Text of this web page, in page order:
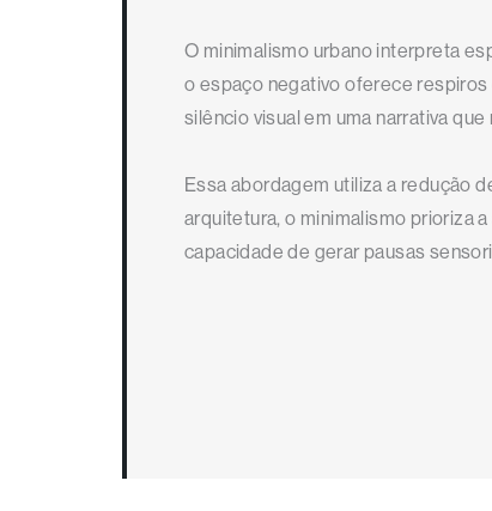
O minimalismo urbano interpreta
o espaço negativo oferece
silêncio visual em uma narrativa
Essa abordagem utiliza a redução
arquitetura, o minimalismo prioriza
capacidade de gerar pausas